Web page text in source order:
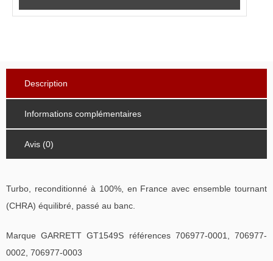
Description
Informations complémentaires
Avis (0)
Turbo, reconditionné à 100%, en France avec ensemble tournant
(CHRA) équilibré, passé au banc.
Marque GARRETT GT1549S références 706977-0001, 706977-
0002, 706977-0003